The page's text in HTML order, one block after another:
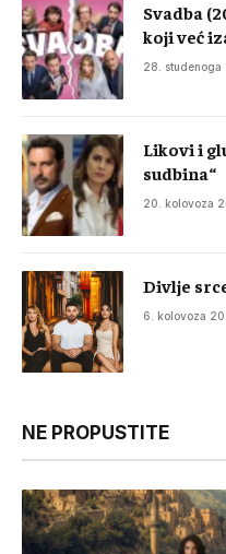
Svadba
koji već
28. studenoga
Likovi i
sudbina“
20. kolovoza
Divlje
6. kolovoza
NE PROPUSTITE